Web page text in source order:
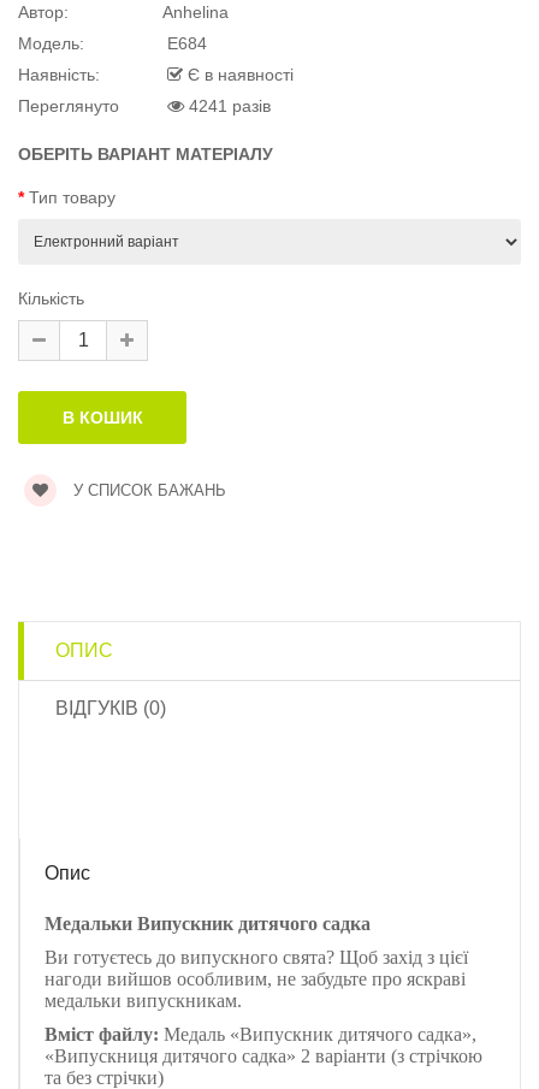
матеріал
матеріал
Автор:
Anhelina
Модель:
E684
Наявність:
Є в наявності
Переглянуто
4241 разів
ОБЕРІТЬ ВАРІАНТ МАТЕРІАЛУ
Тип товару
Кількість
У СПИСОК БАЖАНЬ
ОПИС
ВІДГУКІВ (0)
Опис
Медальки Випускник дитячого садка
Ви готуєтесь до випускного свята? Щоб захід з цієї
нагоди вийшов особливим, не забудьте про яскраві
медальки випускникам.
Вміст файлу: Медаль «Випускник дитячого садка»,
«Випускниця дитячого садка» 2 варіанти (з стрічкою
та без стрічки)